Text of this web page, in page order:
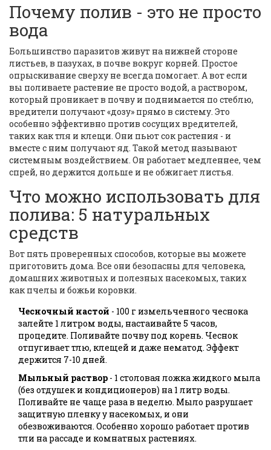
Почему полив - это не просто
вода
Большинство паразитов живут на нижней стороне
листьев, в пазухах, в почве вокруг корней. Простое
опрыскивание сверху не всегда помогает. А вот если
вы поливаете растение не просто водой, а раствором,
который проникает в почву и поднимается по стеблю,
вредители получают «дозу» прямо в систему. Это
особенно эффективно против сосущих вредителей,
таких как тля и клещи. Они пьют сок растения - и
вместе с ним получают яд. Такой метод называют
системным воздействием. Он работает медленнее, чем
спрей, но держится дольше и не обжигает листья.
Что можно использовать для
полива: 5 натуральных
средств
Вот пять проверенных способов, которые вы можете
приготовить дома. Все они безопасны для человека,
домашних животных и полезных насекомых, таких
как пчелы и божьи коровки.
Чесночный настой - 100 г измельченного чеснока
залейте 1 литром воды, настаивайте 5 часов,
процедите. Поливайте почву под корень. Чеснок
отпугивает тлю, клещей и даже нематод. Эффект
держится 7-10 дней.
Мыльный раствор - 1 столовая ложка жидкого мыла
(без отдушек и кондиционеров) на 1 литр воды.
Поливайте не чаще раза в неделю. Мыло разрушает
защитную пленку у насекомых, и они
обезвоживаются. Особенно хорошо работает против
тли на рассаде и комнатных растениях.